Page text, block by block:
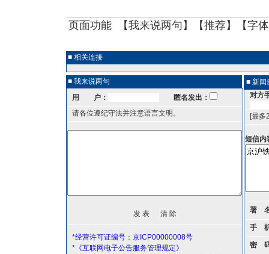
页面功能 【我来说两句 】【推荐】【字
■ 相关连接
■ 我来说两句
用 户：
匿名发出：
请各位遵纪守法并注意语言文明。
*经营许可证编号：京ICP00000008号
*《互联网电子公告服务管理规定》
■ 新闻
对方
[最多
短信内
署
手
密